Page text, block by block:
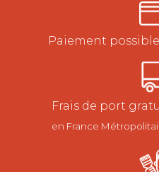
Paiement
Frais de port
en France